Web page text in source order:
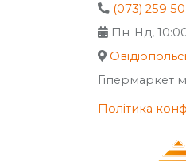
(073) 259
Пн-Нд,
Гіпермаркет
Політика